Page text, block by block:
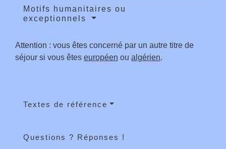
Motifs humanitaires ou
exceptionnels
Attention : vous êtes concerné par un autre titre de
séjour si vous êtes européen ou algérien.
Textes de référence
Questions ? Réponses !